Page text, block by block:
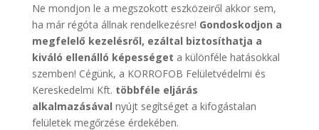
Ne mondjon le a megszokott eszközeiről akkor sem,
ha már régóta állnak rendelkezésre! Gondoskodjon a
megfelelő kezelésről, ezáltal biztosíthatja a
kiváló ellenálló képességet a különféle hatásokkal
szemben! Cégünk, a KORROFOB Felületvédelmi és
Kereskedelmi Kft. többféle eljárás
alkalmazásával nyújt segítséget a kifogástalan
felületek megőrzése érdekében.